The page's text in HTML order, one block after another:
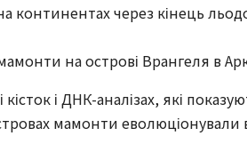
континентах через кінець
на острові Врангеля в
і ДНК-аналізах, які
мамонти еволюціонували